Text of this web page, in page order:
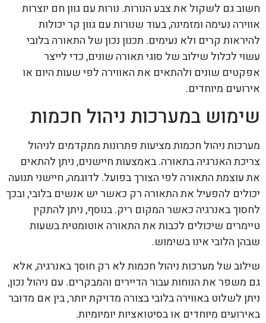
חשוב גם לשקול את צבע הנורות. נורות עם גוון חם יוצרות
אווירה נעימה ומזמינה, בעוד שנורות עם גוון קר יכולות
להיראות קרים ולא נעימים. תכנון נכון של התאורה בלובי
עשוי לכלול שילוב של סוגי תאורה שונים, כדי לייצר
אפקטים שונים ולהתאים את האווירה לפי שעות היום או
אירועים מיוחדים.
שימוש במערכות ניהול חכמות
מערכות ניהול חכמות מציעות פתרונות מתקדמים לניהול
צריכת האנרגיה בתאורה. באמצעות חיישנים, ניתן להתאים
את עוצמת התאורה לפי הצורך בפועל. לדוגמה, חיישני תנועה
יכולים להפעיל את התאורה רק כאשר יש אנשים בלובי, ובכך
לחסוך באנרגיה כאשר המקום ריק. בנוסף, ניתן להתקין
טיימרים שיכולים לכבות את התאורה אוטומטית בשעות
שבהן הלובי אינו בשימוש.
שילוב של מערכות ניהול חכמות לא רק חוסך באנרגיה, אלא
גם משפר את הנוחות עבור הדיירים והמבקרים. עם ניהול נכון,
ניתן לשלוט באווירה בלובי בצורה מדויקת יותר, בין אם מדובר
באירועים מיוחדים או בסיטואציות יומיומיות.